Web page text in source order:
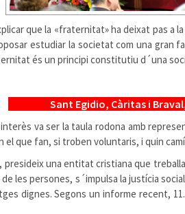
que la «fraternitat» ha deixat pas
estudiar la societat com una gran
és un principi constitutiu d´una
Sant Egidio, Càritas i
va ser la taula rodona amb
que fan, si troben voluntaris, i quin
, presideix una entitat cristiana que
les persones, s´impulsa la justícia
dignes. Segons un informe recent,